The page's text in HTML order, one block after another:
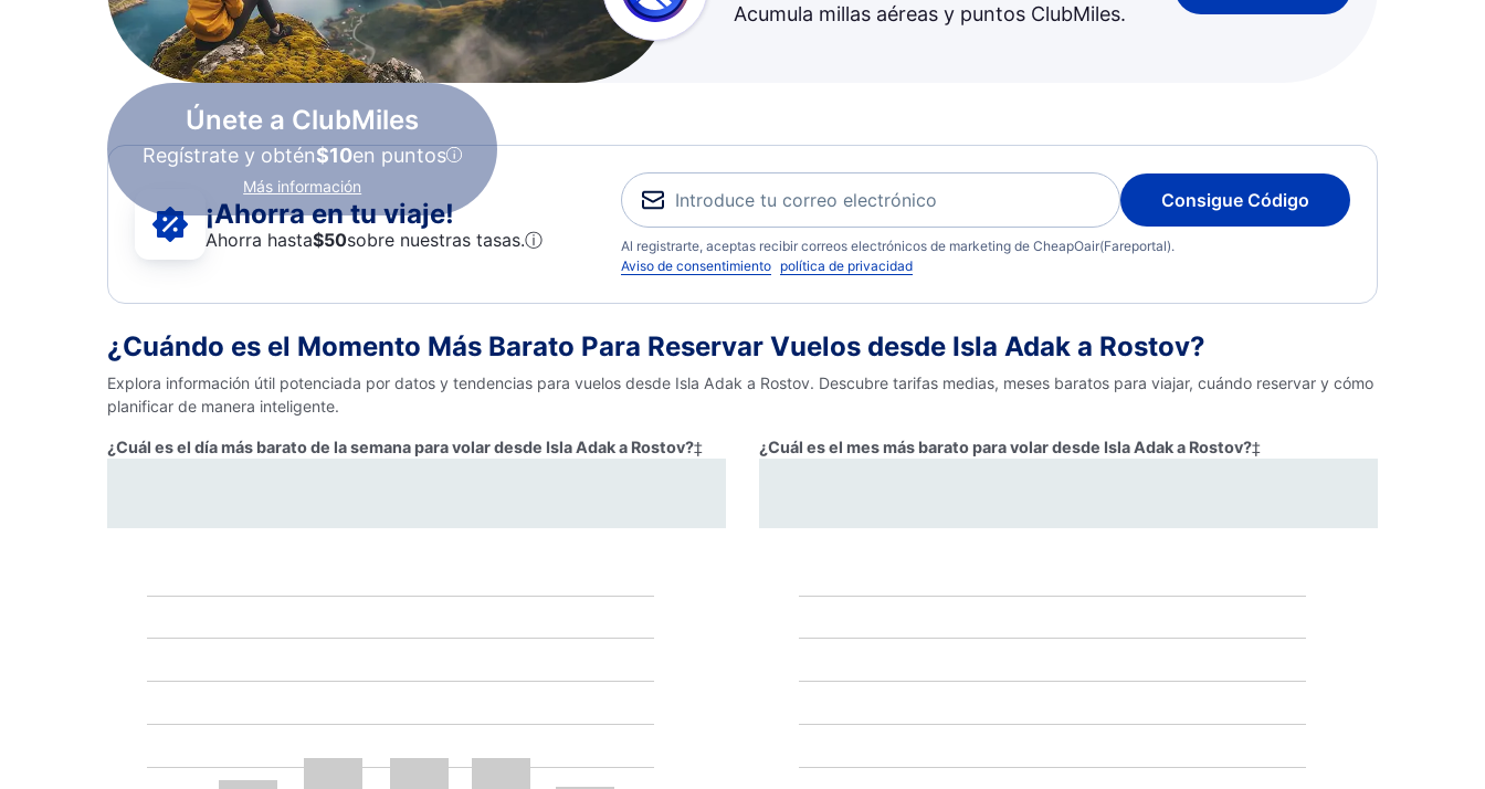
Únete a ClubMiles
Regístrate y obtén$10en puntos
Más información
Acumula millas aéreas y puntos ClubMiles.
¡Ahorra en tu viaje!
Ahorra hasta$50sobre nuestras tasas.ⓘ
Consigue Código
Al registrarte, aceptas recibir correos electrónicos de marketing de CheapOair(Fareportal).
Aviso de consentimiento política de privacidad
¿Cuándo es el Momento Más Barato Para Reservar Vuelos desde Isla Adak a Rostov?
Explora información útil potenciada por datos y tendencias para vuelos desde Isla Adak a Rostov. Descubre tarifas medias, meses baratos para viajar, cuándo reservar y cómo
planificar de manera inteligente.
¿Cuál es el día más barato de la semana para volar desde Isla Adak a Rostov?‡ ¿Cuál es el mes más barato para volar desde Isla Adak a Rostov?‡